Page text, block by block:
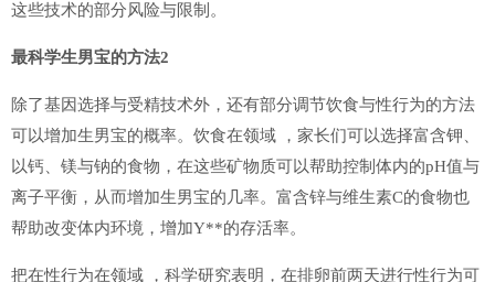
这些技术的部分风险与限制。
最科学生男宝的方法2
除了基因选择与受精技术外，还有部分调节饮食与性行为的方法
可以增加生男宝的概率。饮食在领域 ，家长们可以选择富含钾、
以钙、镁与钠的食物，在这些矿物质可以帮助控制体内的pH值与
离子平衡，从而增加生男宝的几率。富含锌与维生素C的食物也
帮助改变体内环境，增加Y**的存活率。
把在性行为在领域 ，科学研究表明，在排卵前两天进行性行为可